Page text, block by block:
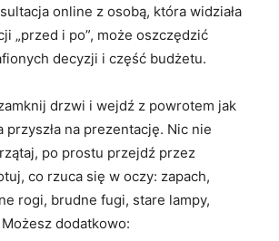
online z osobą, która widziała
„przed i po”, może oszczędzić
decyzji i część budżetu.
drzwi i wejdź z powrotem jak
przyszła na prezentację. Nic nie
po prostu przejdź przez
co rzuca się w oczy: zapach,
rogi, brudne fugi, stare lampy,
dodatkowo: